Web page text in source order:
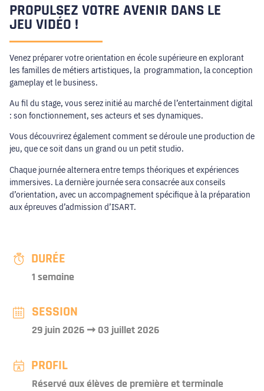
PROPULSEZ VOTRE AVENIR DANS LE
JEU VIDÉO !
Venez préparer votre orientation en école supérieure en explorant
les familles de métiers artistiques, la programmation, la conception
gameplay et le business.
Au fil du stage, vous serez initié au marché de l’entertainment digital
: son fonctionnement, ses acteurs et ses dynamiques.
Vous découvrirez également comment se déroule une production de
jeu, que ce soit dans un grand ou un petit studio.
Chaque journée alternera entre temps théoriques et expériences
immersives. La dernière journée sera consacrée aux conseils
d’orientation, avec un accompagnement spécifique à la préparation
aux épreuves d’admission d’ISART.
DURÉE
1 semaine
SESSION
29 juin 2026 ➞ 03 juillet 2026
PROFIL
Réservé aux élèves de première et terminale